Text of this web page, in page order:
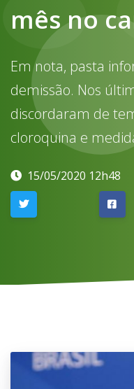
mês no
Em nota, pasta
demissão. Nos
discordaram de
cloroquina e
15/05/2020 12h48